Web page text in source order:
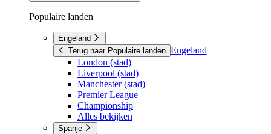
Populaire landen
Engeland
Terug naar Populaire landen Engeland
London (stad)
Liverpool (stad)
Manchester (stad)
Premier League
Championship
Alles bekijken
Spanje